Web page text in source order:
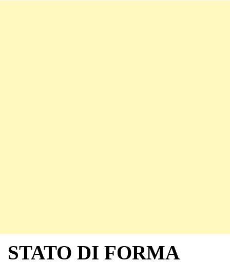
STATO DI FORMA